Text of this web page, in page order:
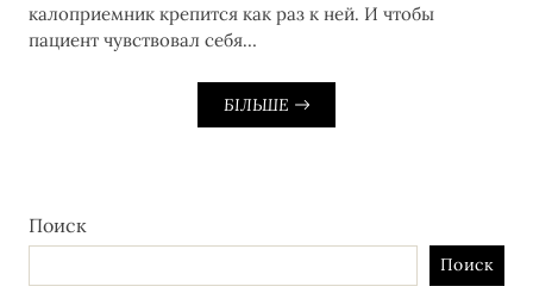
калоприемник крепится как раз к ней. И чтобы
пациент чувствовал себя…
БІЛЬШЕ
Поиск
Поиск